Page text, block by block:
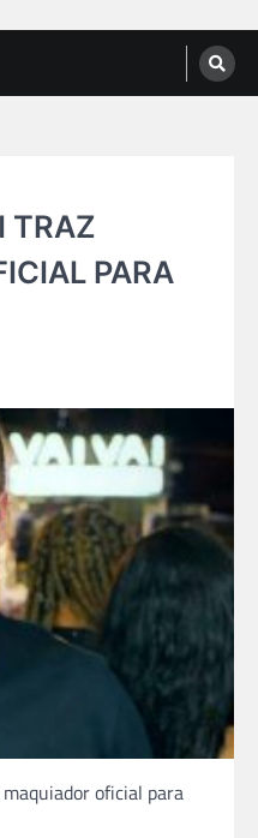
TRAZ
PARA
oficial para